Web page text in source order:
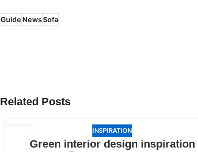
GuideNewsSofa
Related Posts
23 INSPIRATION
Green interior design inspiration